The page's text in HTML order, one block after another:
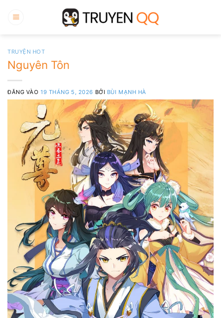
qua
TRUYỆN HOT
Nguyên Tôn
ĐĂNG VÀO19 THÁNG 5, 2026 BỞI BÙI MẠNH HÀ